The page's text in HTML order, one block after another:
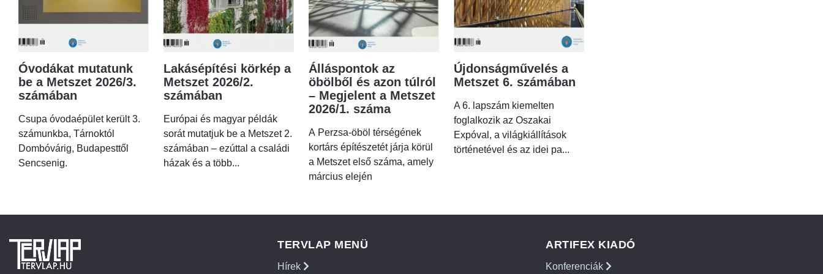
Óvodákat mutatunk
be a Metszet 2026/3.
számában
Csupa óvodaépület került 3.
számunkba, Tárnoktól
Dombóvárig, Budapesttől
Sencsenig.
Lakásépítési körkép a
Metszet 2026/2.
számában
Európai és magyar példák
sorát mutatjuk be a Metszet 2.
számában – ezúttal a családi
házak és a több...
Álláspontok az
öbölből és azon túlról
– Megjelent a Metszet
2026/1. száma
A Perzsa-öböl térségének
kortárs építészetét járja körül
a Metszet első száma, amely
március elején
Újdonságművelés a
Metszet 6. számában
A 6. lapszám kiemelten
foglalkozik az Oszakai
Expóval, a világkiállítások
történetével és az idei pa...
TERVLAP MENÜ
Hírek
ARTIFEX KIADÓ
Konferenciák